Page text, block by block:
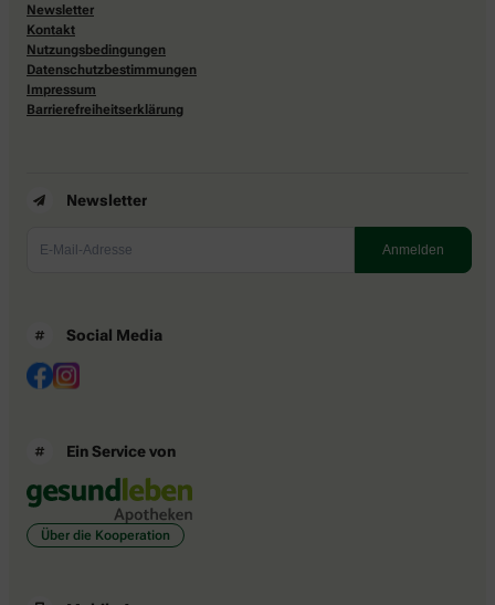
Newsletter
Kontakt
Nutzungsbedingungen
Datenschutzbestimmungen
Impressum
Barrierefreiheitserklärung
Newsletter
Social Media
Ein Service von
Über die Kooperation